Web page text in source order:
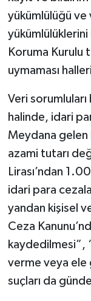
yükümlülüğü ve
Koruma Kurulu
uymaması
Veri
halinde, idari
Meydana gelen
azami tutarı
Lirası’ndan
idari para
yandan kişisel
Ceza
kaydedilmesi”,
verme veya ele
suçları da